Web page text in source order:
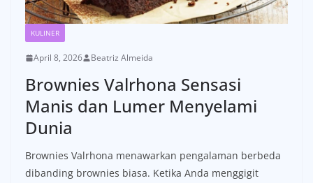
KULINER
April 8, 2026 Beatriz Almeida
Brownies Valrhona Sensasi
Manis dan Lumer Menyelami
Dunia
Brownies Valrhona menawarkan pengalaman berbeda
dibanding brownies biasa. Ketika Anda menggigit